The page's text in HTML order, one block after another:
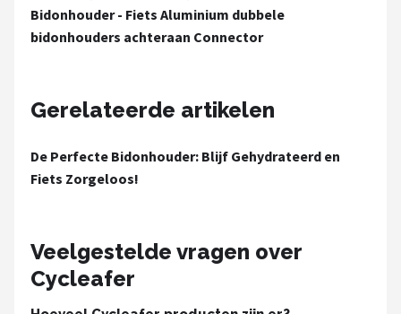
Cortina
Bidonhouder - Fiets Aluminium dubbele
bidonhouders achteraan Connector
Gerelateerde artikelen
De Perfecte Bidonhouder: Blijf Gehydrateerd en
Fiets Zorgeloos!
Veelgestelde vragen over
Cycleafer